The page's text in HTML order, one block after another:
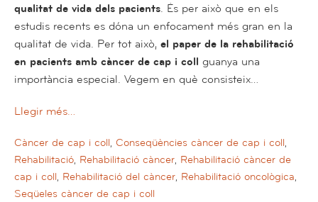
qualitat de vida dels pacients. És per això que en els
estudis recents es dóna un enfocament més gran en la
qualitat de vida. Per tot això, el paper de la rehabilitació
en pacients amb càncer de cap i coll guanya una
importància especial. Vegem en què consisteix…
Llegir més…
Càncer de cap i coll, Conseqüències càncer de cap i coll,
Rehabilitació, Rehabilitació càncer, Rehabilitació càncer de
cap i coll, Rehabilitació del càncer, Rehabilitació oncològica,
Seqüeles càncer de cap i coll